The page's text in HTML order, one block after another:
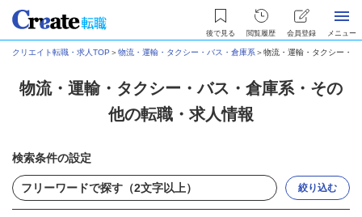
後で見る 閲覧履歴 会員登録 メニュー
クリエイト転職・求人TOP ＞物流・運輸・タクシー・バス・倉庫系＞物流・運輸・タクシー・
物流・運輸・タクシー・バス・倉庫系・その
他の転職・求人情報
検索条件の設定
絞り込む